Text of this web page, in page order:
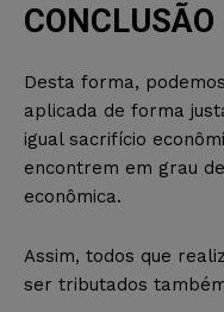
CONCLUSÃO
Desta forma,
aplicada de forma
igual sacrifício
encontrem em grau
econômica.
Assim, todos que
ser tributados